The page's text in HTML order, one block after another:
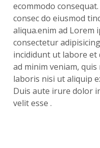
ecommodo
consec do eiusmod
aliqua.enim ad Lorem
consectetur
incididunt ut labore et
ad minim veniam,
laboris nisi ut aliquip
Duis aute irure dolor
velit esse .